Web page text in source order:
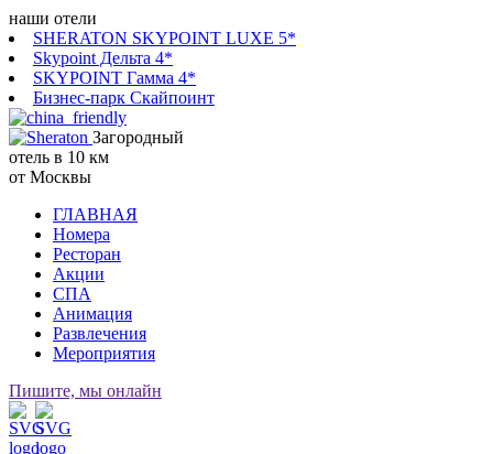
наши отели
SHERATON SKYPOINT LUXE 5*
Skypoint Дельта 4*
SKYPOINT Гамма 4*
Бизнес-парк Скайпоинт
Загородный
отель в 10 км
от Москвы
ГЛАВНАЯ
Номера
Ресторан
Акции
СПА
Анимация
Развлечения
Мероприятия
Пишите, мы онлайн